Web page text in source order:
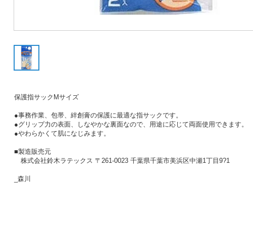
保護指サックMサイズ
●事務作業、包帯、絆創膏の保護に最適な指サックです。
●グリップ力の表面、しなやかな裏面なので、用途に応じて両面使用できます。
●やわらかくて肌になじみます。
■製造販売元
株式会社鈴木ラテックス 〒261-0023 千葉県千葉市美浜区中瀬1丁目9?1
_森川